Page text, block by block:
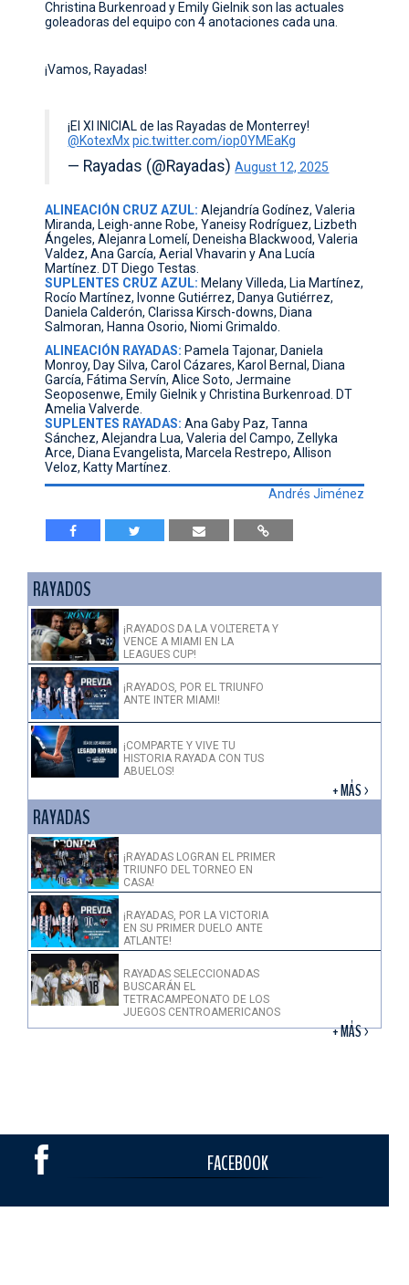
Christina Burkenroad y Emily Gielnik son las actuales
goleadoras del equipo con 4 anotaciones cada una.
¡Vamos, Rayadas!
¡El XI INICIAL de las Rayadas de Monterrey!
@KotexMx pic.twitter.com/iop0YMEaKg
— Rayadas (@Rayadas)August 12, 2025
ALINEACIÓN CRUZ AZUL: Alejandría Godínez, Valeria
Miranda, Leigh-anne Robe, Yaneisy Rodríguez, Lizbeth
Ángeles, Alejanra Lomelí, Deneisha Blackwood, Valeria
Valdez, Ana García, Aerial Vhavarin y Ana Lucía
Martínez. DT Diego Testas.
SUPLENTES CRUZ AZUL: Melany Villeda, Lia Martínez,
Rocío Martínez, Ivonne Gutiérrez, Danya Gutiérrez,
Daniela Calderón, Clarissa Kirsch-downs, Diana
Salmoran, Hanna Osorio, Niomi Grimaldo.
ALINEACIÓN RAYADAS: Pamela Tajonar, Daniela
Monroy, Day Silva, Carol Cázares, Karol Bernal, Diana
García, Fátima Servín, Alice Soto, Jermaine
Seoposenwe, Emily Gielnik y Christina Burkenroad. DT
Amelia Valverde.
SUPLENTES RAYADAS: Ana Gaby Paz, Tanna
Sánchez, Alejandra Lua, Valeria del Campo, Zellyka
Arce, Diana Evangelista, Marcela Restrepo, Allison
Veloz, Katty Martínez.
Andrés Jiménez
RAYADOS
¡RAYADOS DA LA VOLTERETA Y
VENCE A MIAMI EN LA
LEAGUES CUP!
¡RAYADOS, POR EL TRIUNFO
ANTE INTER MIAMI!
¡COMPARTE Y VIVE TU
HISTORIA RAYADA CON TUS
ABUELOS!
+ MÁS >
RAYADAS
¡RAYADAS LOGRAN EL PRIMER
TRIUNFO DEL TORNEO EN
CASA!
¡RAYADAS, POR LA VICTORIA
EN SU PRIMER DUELO ANTE
ATLANTE!
RAYADAS SELECCIONADAS
BUSCARÁN EL
TETRACAMPEONATO DE LOS
JUEGOS CENTROAMERICANOS
+ MÁS >
FACEBOOK